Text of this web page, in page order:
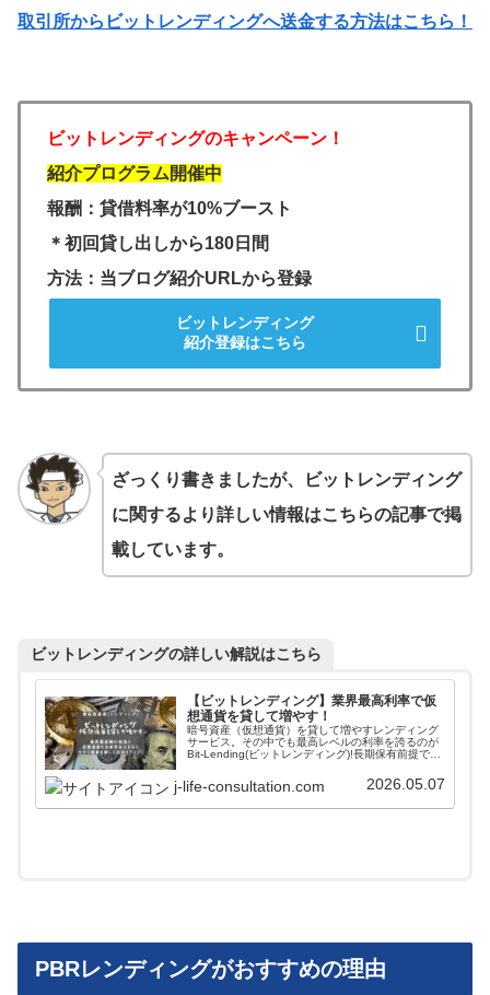
取引所からビットレンディングへ送金する方法はこちら！
ビットレンディングのキャンペーン！
紹介プログラム開催中
報酬：貸借料率が10%ブースト
＊初回貸し出しから180日間
方法：当ブログ紹介URLから登録
ビットレンディング
紹介登録はこちら
ざっくり書きましたが、ビットレンディング
に関するより詳しい情報はこちらの記事で掲
載しています。
ビットレンディングの詳しい解説はこちら
【ビットレンディング】業界最高利率で仮
想通貨を貸して増やす！
暗号資産（仮想通貨）を貸して増やすレンディング
サービス。その中でも最高レベルの利率を誇るのが
Bit-Lending(ビットレンディング)!長期保有前提で暗
門サービスで資産を貸し出して利回りをアップさせ
ましょう！
j-life-consultation.com 2026.05.07
PBRレンディングがおすすめの理由